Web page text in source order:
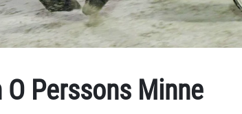
O Perssons Minne